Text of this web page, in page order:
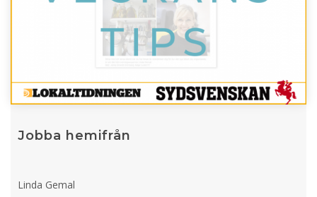
Jobba hemifrån
Linda Gemal